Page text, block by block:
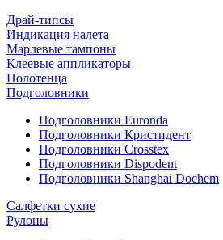
Драй-типсы
Индикация налета
Марлевые тампоны
Клеевые аппликаторы
Полотенца
Подголовники
Подголовники Euronda
Подголовники Кристидент
Подголовники Crosstex
Подголовники Dispodent
Подголовники Shanghai Dochem
Салфетки сухие
Рулоны